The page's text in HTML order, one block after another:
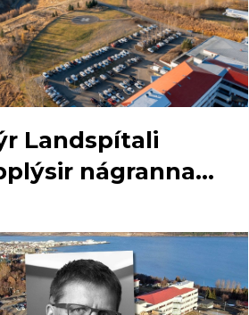
Landspítali
nágranna